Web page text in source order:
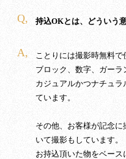
Q, 持込OKとは、どういう
A,
ことりには撮影時無料
ブロック、数字、ガーラ
カジュアルかつナチュ
ています。
その他、お客様が記念
いて撮影もしています。
お持込頂いた物をベー